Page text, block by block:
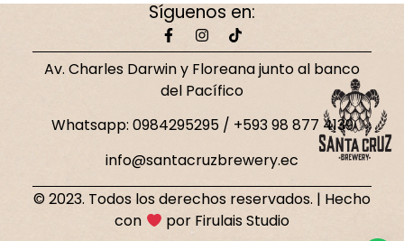
Síguenos en:
Av. Charles Darwin y Floreana junto al banco
del Pacífico
Whatsapp: 0984295295 / +593 98 877 4139
info@santacruzbrewery.ec
© 2023. Todos los derechos reservados. | Hecho
con
por Firulais Studio